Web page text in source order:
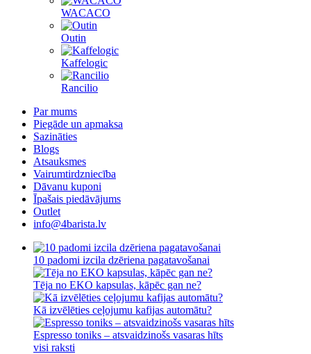
WACACO
Outin
Kaffelogic
Rancilio
Par mums
Piegāde un apmaksa
Sazināties
Blogs
Atsauksmes
Vairumtirdzniecība
Dāvanu kuponi
Īpašais piedāvājums
Outlet
info@4barista.lv
10 padomi izcila dzēriena pagatavošanai
Tēja no EKO kapsulas, kāpēc gan ne?
Kā izvēlēties ceļojumu kafijas automātu?
Espresso toniks – atsvaidzinošs vasaras hīts
visi raksti